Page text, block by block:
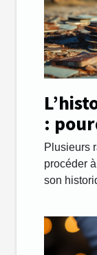
:
Plusieurs
procéder
son